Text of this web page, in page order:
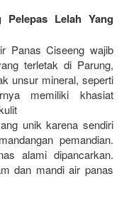
Lelah Yang
Panas Ciseeng wajib
terletak di Parung,
unsur mineral, seperti
memiliki khasiat
unik karena sendiri
pemandian.
alami dipancarkan.
dan mandi air panas